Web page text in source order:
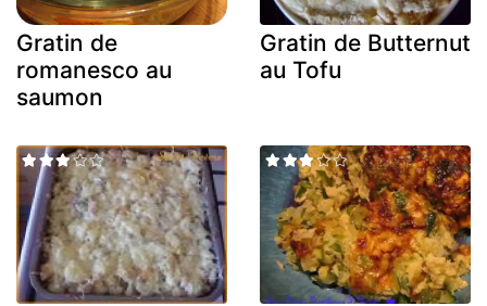
Gratin de
romanesco au
saumon
Gratin de Butternut
au Tofu